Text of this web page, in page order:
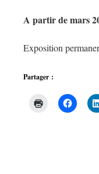
A partir de mars
Exposition
Partager :